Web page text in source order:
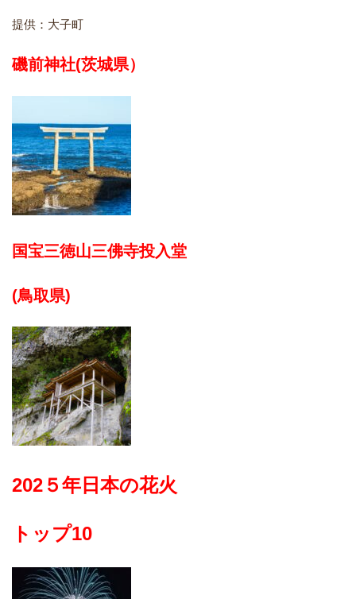
提供：大子町
磯前神社(茨城県）
国宝三徳山三佛寺投入堂
(鳥取県)
202５年日本の花火
トップ10